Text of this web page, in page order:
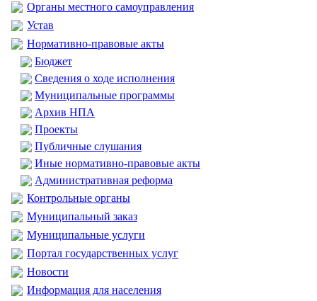
Органы местного самоуправления
Устав
Нормативно-правовые акты
Бюджет
Сведения о ходе исполнения
Муниципальные программы
Архив НПА
Проекты
Публичные слушания
Иные нормативно-правовые акты
Административная реформа
Контрольные органы
Муниципальный заказ
Муниципальные услуги
Портал государственных услуг
Новости
Информация для населения